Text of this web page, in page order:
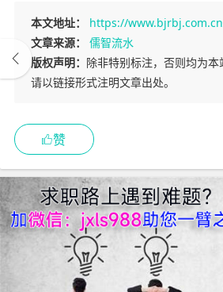
本文地址：
https://
文章来源：
儒智流水
版权声明： 除非特别标注，否则均为
请以链接形式注明文章出处。
赞